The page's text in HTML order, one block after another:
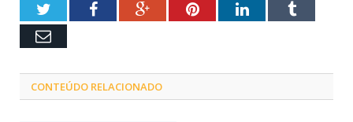
TwitterFacebookGoogle+PinterestLinkedInTumblr
Email
CONTEÚDO RELACIONADO